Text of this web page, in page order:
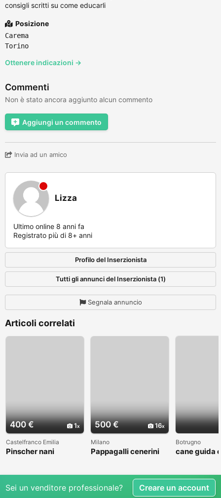
consigli scritti su come educarli
Posizione
Carema
Torino
Ottenere indicazioni →
Commenti
Non è stato ancora aggiunto alcun commento
Aggiungi un commento
Invia ad un amico
Lizza
Ultimo online 8 anni fa
Registrato più di 8+ anni
Profilo del Inserzionista
Tutti gli annunci del Inserzionista (1)
Segnala annuncio
Articoli correlati
400 € 1
Castelfranco Emilia
Pinscher nani
500 € 16
Milano
Pappagalli cenerini
africani in vendita
Botrugno
cane guida
Sei un venditore professionale? Creare un account